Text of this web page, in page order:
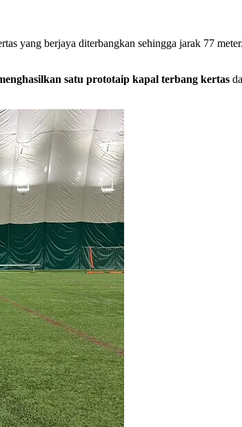
yang berjaya diterbangkan sehingga jarak 77
satu prototaip kapal terbang kertas